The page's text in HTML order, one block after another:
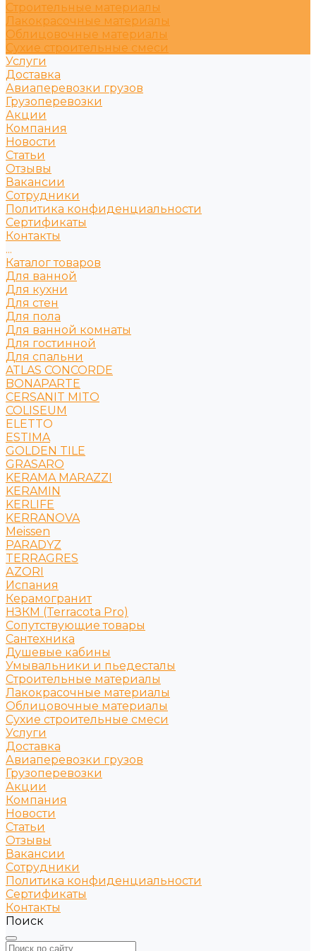
Строительные материалы
Лакокрасочные материалы
Облицовочные материалы
Сухие строительные смеси
Услуги
Доставка
Авиаперевозки грузов
Грузоперевозки
Акции
Компания
Новости
Статьи
Отзывы
Вакансии
Сотрудники
Политика конфиденциальности
Сертификаты
Контакты
...
Каталог товаров
Для ванной
Для кухни
Для стен
Для пола
Для ванной комнаты
Для гостинной
Для спальни
ATLAS CONCORDE
BONAPARTE
CERSANIT MITO
COLISEUM
ELETTO
ESTIMA
GOLDEN TILE
GRASARO
KERAMA MARAZZI
KERAMIN
KERLIFE
KERRANOVA
Meissen
PARADYZ
TERRAGRES
АZORI
Испания
Керамогранит
НЗКМ (Terracota Pro)
Сопутствующие товары
Сантехника
Душевые кабины
Умывальники и пьедесталы
Строительные материалы
Лакокрасочные материалы
Облицовочные материалы
Сухие строительные смеси
Услуги
Доставка
Авиаперевозки грузов
Грузоперевозки
Акции
Компания
Новости
Статьи
Отзывы
Вакансии
Сотрудники
Политика конфиденциальности
Сертификаты
Контакты
Поиск